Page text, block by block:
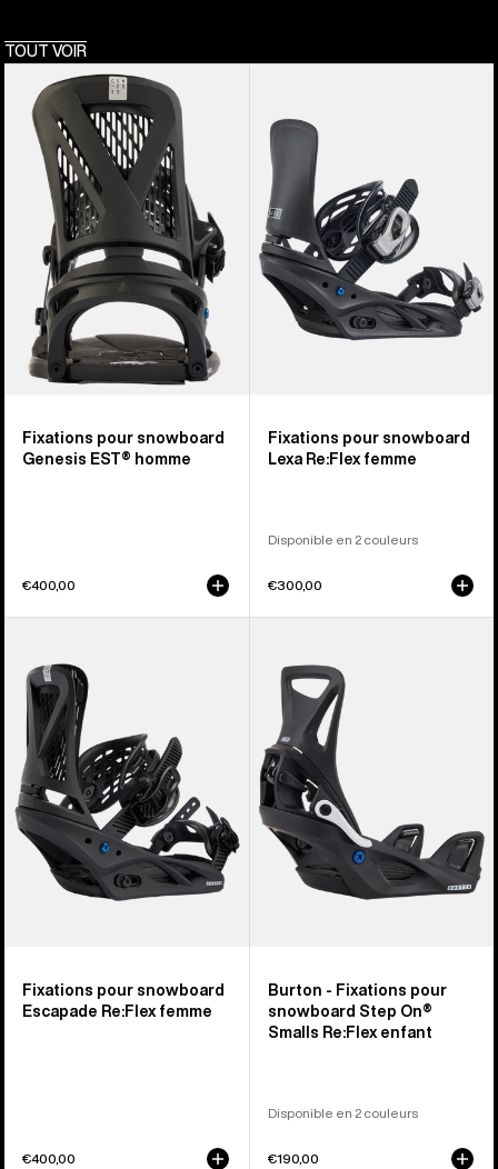
TOUT VOIR
Burton
Fixations
pour
snowboard
Genesis
homme
Fixations pour snowboard
Genesis EST® homme
€400,00
Fixations
pour
snowboard
Lexa
Re:Flex
pour
femme
Fixations pour snowboard
Lexa Re:Flex femme
Disponible en 2 couleurs
€300,00
Fixations
pour
snowboard
Re:Flex
Escapade
femme
Fixations pour snowboard
Escapade Re:Flex femme
€400,00
Fixations
pour
snowboard
Step
On®
Smalls
Re:Flex
enfant
Burton - Fixations pour
snowboard Step On®
Smalls Re:Flex enfant
Disponible en 2 couleurs
€190,00